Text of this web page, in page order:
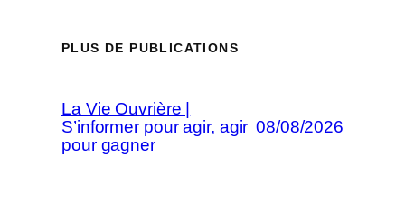
PLUS DE PUBLICATIONS
La Vie Ouvrière |
S’informer pour agir, agir
pour gagner
08/08/2026